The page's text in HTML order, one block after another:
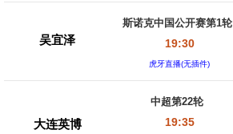
吴宜泽
斯诺克中国公开赛第1轮
19:30
虎牙直播(无插件)
大连英博
中超第22轮
19:35